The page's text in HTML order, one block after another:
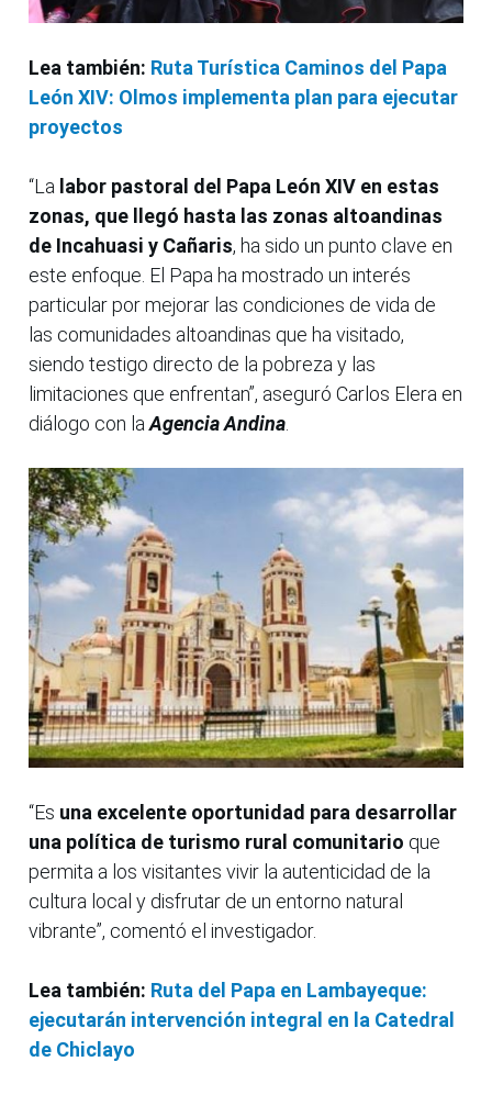
Lea también: Ruta Turística Caminos del Papa
León XIV: Olmos implementa plan para ejecutar
proyectos
“La labor pastoral del Papa León XIV en estas
zonas, que llegó hasta las zonas altoandinas
de Incahuasi y Cañaris, ha sido un punto clave en
este enfoque. El Papa ha mostrado un interés
particular por mejorar las condiciones de vida de
las comunidades altoandinas que ha visitado,
siendo testigo directo de la pobreza y las
limitaciones que enfrentan”, aseguró Carlos Elera en
diálogo con laAgencia Andina.
“Es una excelente oportunidad para desarrollar
una política de turismo rural comunitario que
permita a los visitantes vivir la autenticidad de la
cultura local y disfrutar de un entorno natural
vibrante”, comentó el investigador.
Lea también: Ruta del Papa en Lambayeque:
ejecutarán intervención integral en la Catedral
de Chiclayo